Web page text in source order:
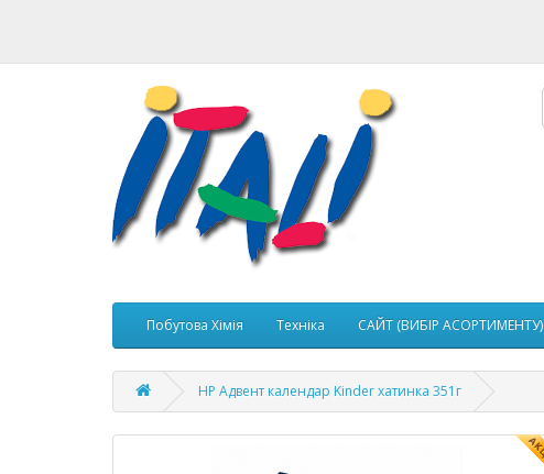
Побутова Хімія Техніка САЙТ (ВИБІР АСОРТИМЕНТУ)
НР Адвент календар Kinder хатинка 351г